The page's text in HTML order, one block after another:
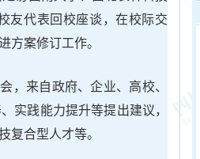
友代表回校座谈，在校际交
方案修订工作。
，来自政府、企业、高校、
实践能力提升等提出建议，
复合型人才等。